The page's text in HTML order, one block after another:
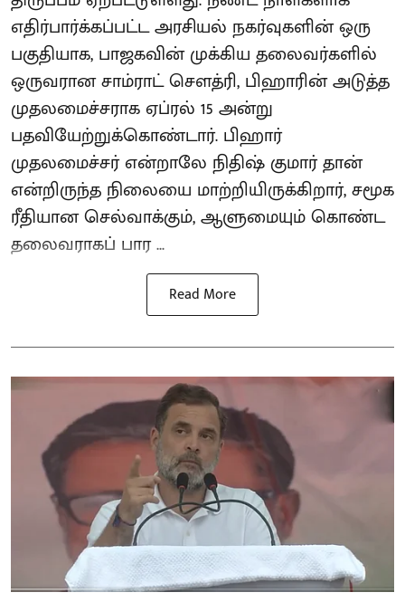
எதிர்பார்க்கப்பட்ட அரசியல் நகர்வுகளின் ஒரு
பகுதியாக, பாஜகவின் முக்கிய தலைவர்களில்
ஒருவரான சாம்ராட் சௌத்ரி, பிஹாரின் அடுத்த
முதலமைச்சராக ஏப்ரல் 15 அன்று
பதவியேற்றுக்கொண்டார். பிஹார்
முதலமைச்சர் என்றாலே நிதிஷ் குமார் தான்
என்றிருந்த நிலையை மாற்றியிருக்கிறார், சமூக
ரீதியான செல்வாக்கும், ஆளுமையும் கொண்ட
தலைவராகப் பார ...
Read More